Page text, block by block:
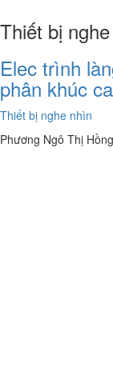
Thiết bị
Elec trình
phân khúc
Thiết bị nghe nhìn
Phương Ngô Thị Hồng